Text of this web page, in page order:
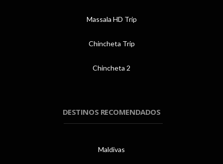
Massala HD Trip
Chincheta Trip
Chincheta 2
DESTINOS RECOMENDADOS
Maldivas